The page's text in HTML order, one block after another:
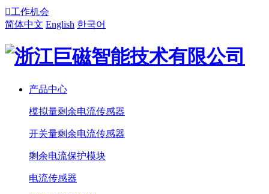
工作机会
简体中文 English 한국어
产品中心
模拟量剩余电流传感器
开关量剩余电流传感器
剩余电流保护模块
电流传感器